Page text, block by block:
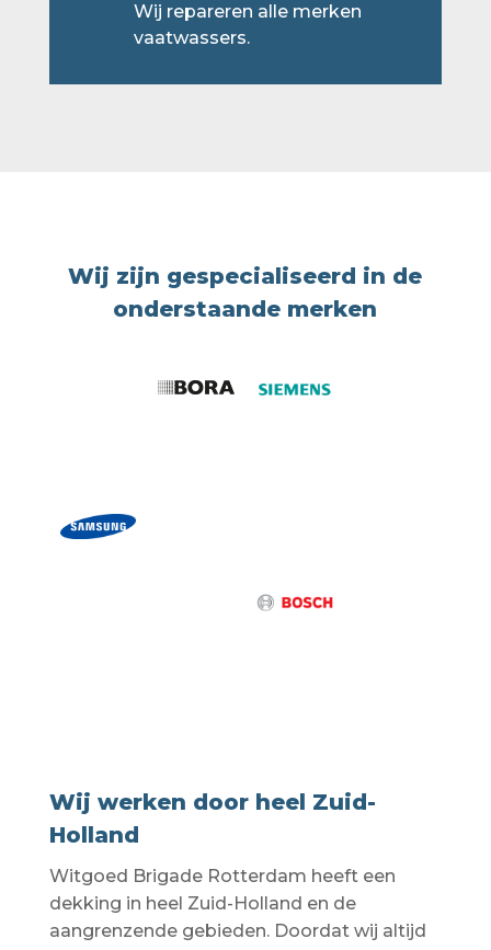
Wij repareren alle merken
vaatwassers.
Wij zijn gespecialiseerd in de
onderstaande merken
Wij werken door heel Zuid-
Holland
Witgoed Brigade Rotterdam heeft een
dekking in heel Zuid-Holland en de
aangrenzende gebieden. Doordat wij altijd